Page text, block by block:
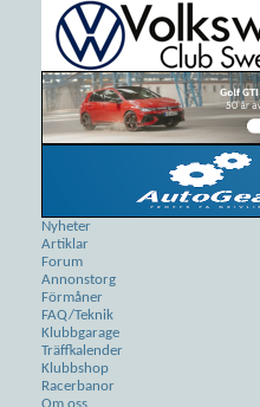
Nyheter
Artiklar
Forum
Annonstorg
Förmåner
FAQ/Teknik
Klubbgarage
Träffkalender
Klubbshop
Racerbanor